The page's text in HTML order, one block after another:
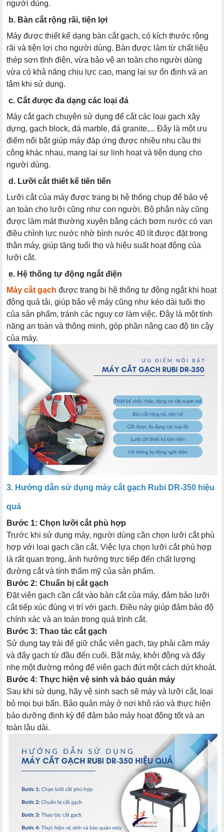
người dùng.
b. Bàn cắt rộng rãi, tiện lợi
Máy được thiết kế dạng bàn cắt gạch, có kích thước rộng
rãi và tiện lợi cho người dùng. Bàn được làm từ chất liệu
thép sơn tĩnh điện, vừa bảo vệ an toàn cho người dùng
vừa có khả năng chịu lực cao, mang lại sự ổn định và an
tâm khi sử dụng.
c. Cắt được đa dạng các loại đá
Máy cắt gạch chuyên sử dụng để cắt các loại gạch xây
dựng, gạch block, đá marble, đá granite,... Đây là một ưu
điểm nổi bật giúp máy đáp ứng được nhiều nhu cầu thi
công khác nhau, mang lại sự linh hoạt và tiện dụng cho
người dùng.
d. Lưỡi cắt thiết kế tiên tiến
Lưỡi cắt của máy được trang bị hệ thống chụp để bảo vệ
an toàn cho lưỡi cũng như con người. Bộ phận này cũng
được làm mát thường xuyên bằng cách bơm nước có van
điều chỉnh lực nước nhờ bình nước 40 lít được đặt trong
thân máy, giúp tăng tuổi thọ và hiệu suất hoạt động của
lưỡi cắt.
e. Hệ thống tự động ngắt điện
Máy cắt gạch được trang bị hệ thống tự động ngắt khi hoạt
động quá tải, giúp bảo vệ máy cũng như kéo dài tuổi thọ
của sản phẩm, tránh các nguy cơ làm việc. Đây là một tính
năng an toàn và thông minh, góp phần nâng cao độ tin cậy
của máy.
3. Hướng dẫn sử dụng máy cắt gạch Rubi DR-350 hiệu
quả
Bước 1: Chọn lưỡi cắt phù hợp
Trước khi sử dụng máy, người dùng cần chọn lưỡi cắt phù
hợp với loại gạch cần cắt. Việc lựa chọn lưỡi cắt phù hợp
là rất quan trọng, ảnh hưởng trực tiếp đến chất lượng
đường cắt và tính thẩm mỹ của sản phẩm.
Bước 2: Chuẩn bị cắt gạch
Đặt viên gạch cần cắt vào bàn cắt của máy, đảm bảo lưỡi
cắt tiếp xúc đúng vị trí với gạch. Điều này giúp đảm bảo độ
chính xác và an toàn trong quá trình cắt.
Bước 3: Thao tác cắt gạch
Sử dụng tay trái để giữ chắc viên gạch, tay phải cầm máy
và đẩy gạch từ đầu đến cuối. Bật máy, khởi động và đẩy
nhẹ một đường mỏng để viên gạch đứt một cách dứt khoát.
Bước 4: Thực hiện vệ sinh và bảo quản máy
Sau khi sử dụng, hãy vệ sinh sạch sẽ máy và lưỡi cắt, loại
bỏ mọi bụi bẩn. Bảo quản máy ở nơi khô ráo và thực hiện
bảo dưỡng định kỳ để đảm bảo máy hoạt động tốt và an
toàn lâu dài.